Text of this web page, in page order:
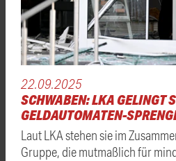
22.09.2025
SCHWABEN: LKA GELINGT
GELDAUTOMATEN-
Laut LKA stehen sie im
Gruppe, die mutmaßlich für